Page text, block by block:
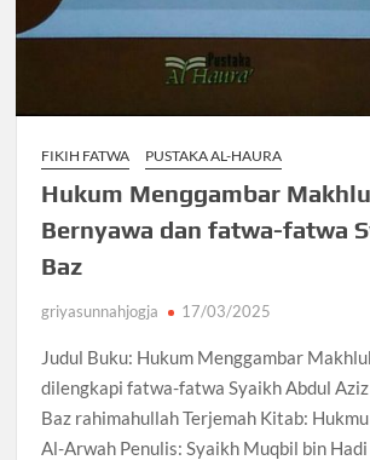
FIKIH FATWA PUSTAKA AL-HAURA
Hukum Menggambar
Bernyawa dan fatwa-fatwa
Baz
griyasunnahjogja 17/03/2025
Judul Buku: Hukum Menggambar
dilengkapi fatwa-fatwa Syaikh Abdul
Baz rahimahullah Terjemah Kitab:
Al-Arwah Penulis: Syaikh Muqbil bin Hadi